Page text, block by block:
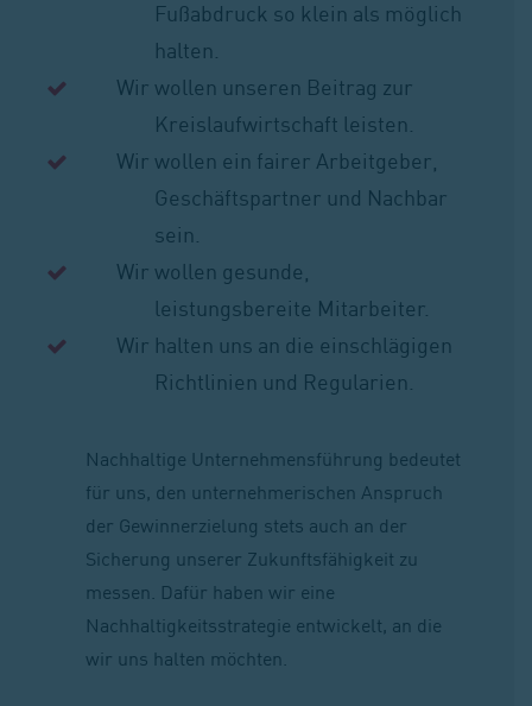
Fußabdruck so klein als möglich
halten.
Wir wollen unseren Beitrag zur
Kreislaufwirtschaft leisten.
Wir wollen ein fairer Arbeitgeber,
Geschäftspartner und Nachbar
sein.
Wir wollen gesunde,
leistungsbereite Mitarbeiter.
Wir halten uns an die einschlägigen
Richtlinien und Regularien.
Nachhaltige Unternehmensführung bedeutet
für uns, den unternehmerischen Anspruch
der Gewinnerzielung stets auch an der
Sicherung unserer Zukunftsfähigkeit zu
messen. Dafür haben wir eine
Nachhaltigkeitsstrategie entwickelt, an die
wir uns halten möchten.